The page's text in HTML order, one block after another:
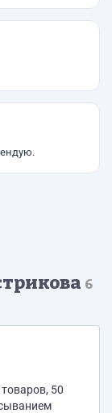
6
50